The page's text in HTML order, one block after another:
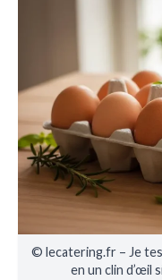
© lecatering.fr – Je
en un clin d’œil